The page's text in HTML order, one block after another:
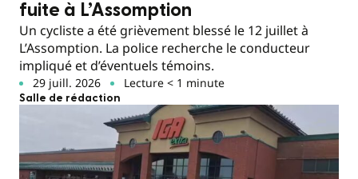
fuite à L’Assomption
Un cycliste a été grièvement blessé le 12 juillet à
L’Assomption. La police recherche le conducteur
impliqué et d’éventuels témoins.
29 juill. 2026 Lecture < 1 minute
Salle de rédaction